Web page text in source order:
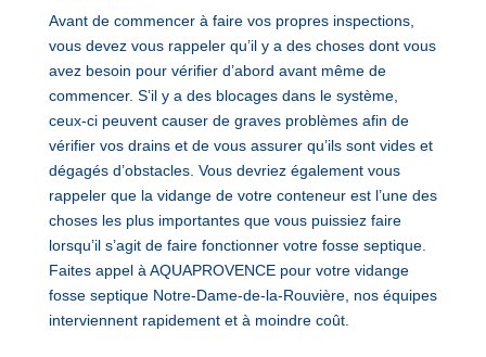
Avant de commencer à faire vos propres inspections,
vous devez vous rappeler qu’il y a des choses dont vous
avez besoin pour vérifier d’abord avant même de
commencer. S’il y a des blocages dans le système,
ceux-ci peuvent causer de graves problèmes afin de
vérifier vos drains et de vous assurer qu’ils sont vides et
dégagés d’obstacles. Vous devriez également vous
rappeler que la vidange de votre conteneur est l’une des
choses les plus importantes que vous puissiez faire
lorsqu’il s’agit de faire fonctionner votre fosse septique.
Faites appel à AQUAPROVENCE pour votre vidange
fosse septique Notre-Dame-de-la-Rouvière, nos équipes
interviennent rapidement et à moindre coût.